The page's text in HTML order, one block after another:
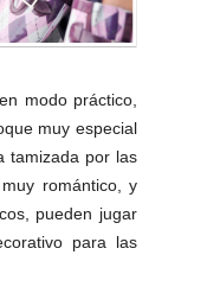
modo práctico,
muy especial
tamizada por las
romántico, y
pueden jugar
para las